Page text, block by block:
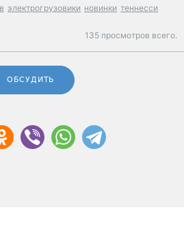
электрогрузовики новинки теннесси
135 просмотров всего.
ОБСУДИТЬ